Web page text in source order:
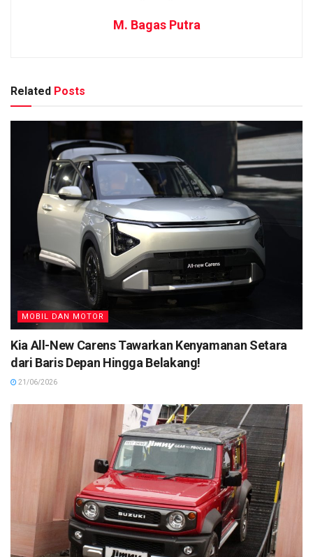
M. Bagas Putra
Related Posts
MOBIL DAN MOTOR
Kia All-New Carens Tawarkan Kenyamanan Setara
dari Baris Depan Hingga Belakang!
21/06/2026